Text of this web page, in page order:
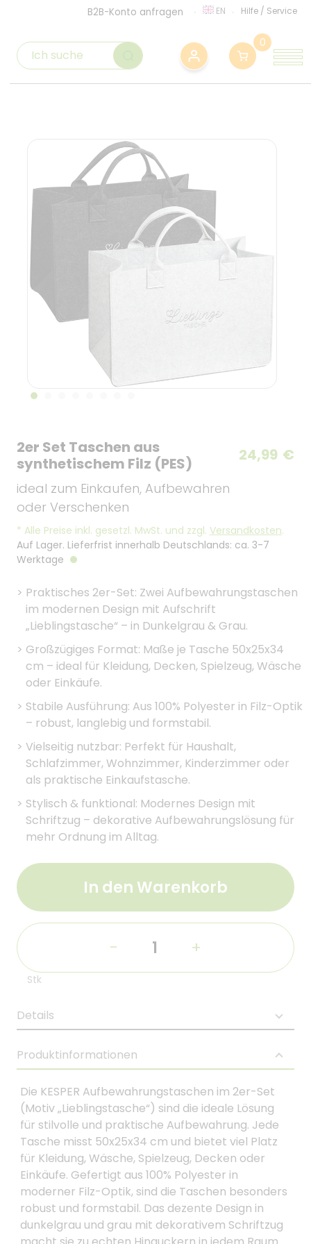
B2B-Konto anfragen EN Hilfe / Service
0
2er Set Taschen aus
synthetischem Filz (PES)
ideal zum Einkaufen, Aufbewahren
oder Verschenken
24,99 €
* Alle Preise inkl. gesetzl. MwSt. und zzgl. Versandkosten.
Auf Lager. Lieferfrist innerhalb Deutschlands: ca. 3-7
Werktage
> Praktisches 2er-Set: Zwei Aufbewahrungstaschen
im modernen Design mit Aufschrift
„Lieblingstasche“ – in Dunkelgrau & Grau.
> Großzügiges Format: Maße je Tasche 50x25x34
cm – ideal für Kleidung, Decken, Spielzeug, Wäsche
oder Einkäufe.
> Stabile Ausführung: Aus 100% Polyester in Filz-Optik
– robust, langlebig und formstabil.
> Vielseitig nutzbar: Perfekt für Haushalt,
Schlafzimmer, Wohnzimmer, Kinderzimmer oder
als praktische Einkaufstasche.
> Stylisch & funktional: Modernes Design mit
Schriftzug – dekorative Aufbewahrungslösung für
mehr Ordnung im Alltag.
In den Warenkorb
- +
Stk
Details
Produktinformationen
Die KESPER Aufbewahrungstaschen im 2er-Set
(Motiv „Lieblingstasche“) sind die ideale Lösung
für stilvolle und praktische Aufbewahrung. Jede
Tasche misst 50x25x34 cm und bietet viel Platz
für Kleidung, Wäsche, Spielzeug, Decken oder
Einkäufe. Gefertigt aus 100% Polyester in
moderner Filz-Optik, sind die Taschen besonders
robust und formstabil. Das dezente Design in
dunkelgrau und grau mit dekorativem Schriftzug